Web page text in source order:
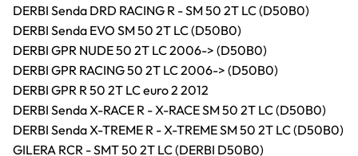
DERBI Senda DRD RACING R - SM 50 2T LC (D50B0)
DERBI Senda EVO SM 50 2T LC (D50B0)
DERBI GPR NUDE 50 2T LC 2006-> (D50B0)
DERBI GPR RACING 50 2T LC 2006-> (D50B0)
DERBI GPR R 50 2T LC euro 2 2012
DERBI Senda X-RACE R - X-RACE SM 50 2T LC (D50B0)
DERBI Senda X-TREME R - X-TREME SM 50 2T LC (D50B0)
GILERA RCR - SMT 50 2T LC (DERBI D50B0)